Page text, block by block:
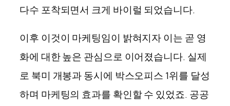
다수 포착되면서 크게 바이럴 되었습니다.
이후 이것이 마케팅임이 밝혀지자 이는 곧 영
화에 대한 높은 관심으로 이어졌습니다. 실제
로 북미 개봉과 동시에 박스오피스 1위를 달성
하며 마케팅의 효과를 확인할 수 있었죠. 공공